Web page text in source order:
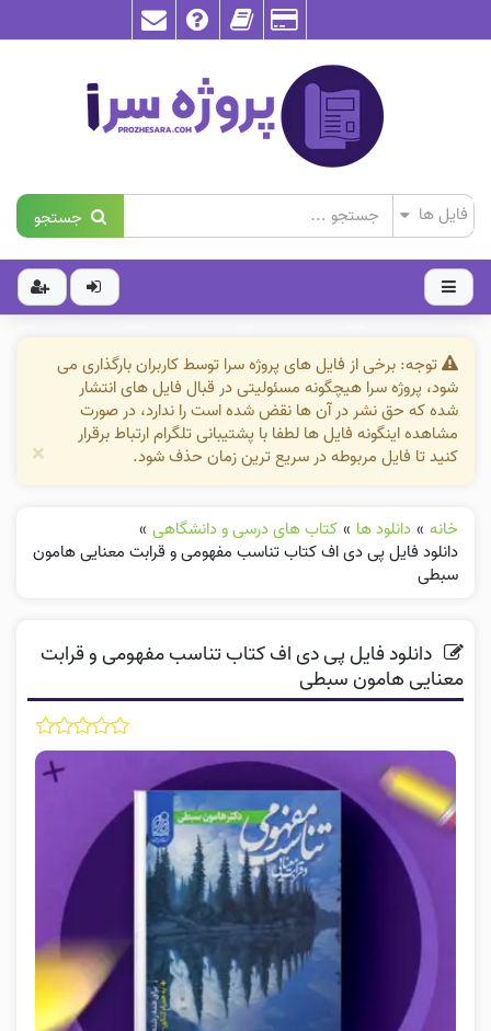
جستجو
توجه: برخی از فایل های پروژه سرا توسط کاربران بارگذاری می
شود، پروژه سرا هیچگونه مسئولیتی در قبال فایل های انتشار
شده که حق نشر در آن ها نقض شده است را ندارد، در صورت
مشاهده اینگونه فایل ها لطفا با پشتیبانی تلگرام ارتباط برقرار
کنید تا فایل مربوطه در سریع ترین زمان حذف شود.
×
خانه » دانلود ها » کتاب های درسی و دانشگاهی »
دانلود فایل پی دی اف کتاب تناسب مفهومی و قرابت معنایی هامون
سبطی
دانلود فایل پی دی اف کتاب تناسب مفهومی و قرابت
معنایی هامون سبطی